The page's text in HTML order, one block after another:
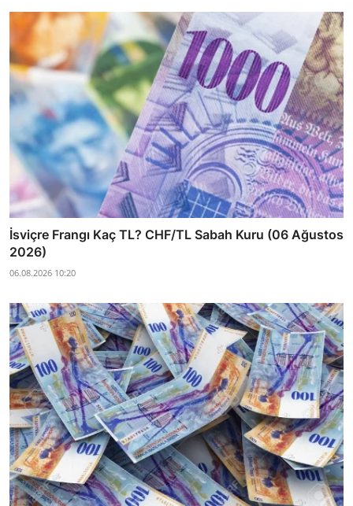
İsviçre Frangı Kaç TL? CHF/TL Sabah Kuru (06 Ağustos
2026)
06.08.2026 10:20